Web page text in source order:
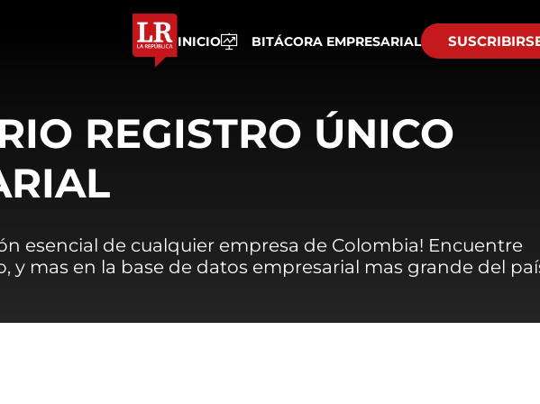
INICIO BITÁCORA EMPRESARIAL
REGISTRO ÚNICO
esencial de cualquier empresa de Colombia! Encuentre
y mas en la base de datos empresarial mas grande del